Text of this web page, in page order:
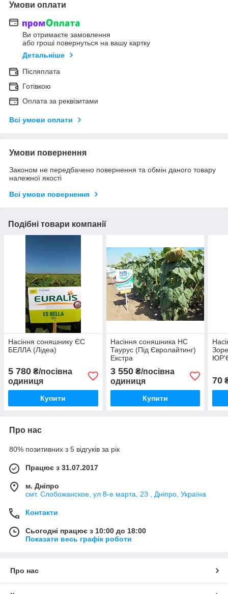
Умови оплати
Ви отримаєте замовлення
або гроші повернуться на вашу картку
Детальніше
Післяплата
Готівкою
Оплата за реквізитами
Всі умови оплати
Умови повернення
Законом не передбачено повернення та обмін даного товару
належної якості
Всі умови повернення
Подібні товари компанії
Насіння соняшнику ЄС
БЕЛЛА (Лідеа)
5 780 ₴/посівна
одиниця
Купити
Насіння соняшника НС
Таурус (Під Євролайтинг)
Екстра
3 550₴/посівна
одиниця
Купити
70
Про нас
80% позитивних з 5 відгуків за рік
Працює з 31.07.2017
м. Дніпро
смт. Слобожанское, ул 8-е марта, 23 , Дніпро, Україна
Контакти
Сьогодні працює з 10:00 до 18:00
Показати весь графік роботи
Про нас